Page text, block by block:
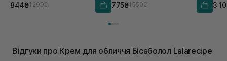
844₴1 299₴ 775₴1 550₴ 3
Відгуки про Крем для обличчя Бісаболол Lalarecipe